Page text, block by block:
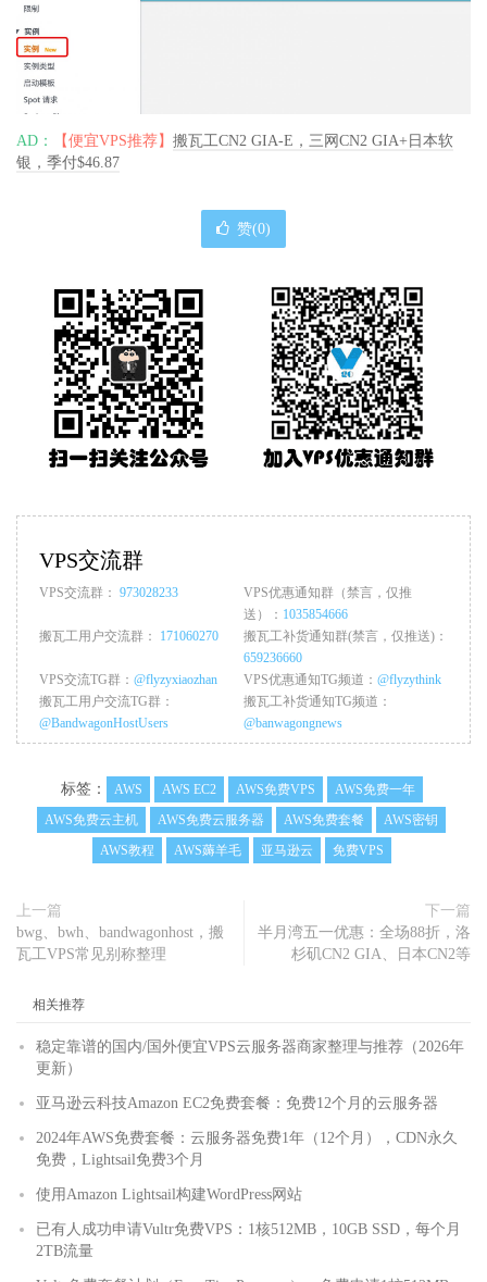
AD： 【便宜VPS推荐】 搬瓦工CN2 GIA-E，三网CN2 GIA+日本软
银，季付$46.87
赞(0)
VPS交流群
VPS交流群： 973028233
VPS优惠通知群（禁言，仅推
送）： 1035854666
搬瓦工用户交流群： 171060270
搬瓦工补货通知群(禁言，仅推送)：
659236660
VPS交流TG群： @flyzyxiaozhan VPS优惠通知TG频道： @flyzythink
搬瓦工用户交流TG群：
@BandwagonHostUsers
搬瓦工补货通知TG频道：
@banwagongnews
标签： AWS AWS EC2 AWS免费VPS
AWS免费一年
AWS免费云主机
AWS免费云服务器 AWS免费套餐
AWS密钥
AWS教程
AWS薅羊毛 亚马逊云 免费VPS
上一篇
bwg、bwh、bandwagonhost，搬
瓦工VPS常见别称整理
下一篇
半月湾五一优惠：全场88折，洛
杉矶CN2 GIA、日本CN2等
相关推荐
稳定靠谱的国内/国外便宜VPS云服务器商家整理与推荐（2026年
更新）
亚马逊云科技Amazon EC2免费套餐：免费12个月的云服务器
2024年AWS免费套餐：云服务器免费1年（12个月），CDN永久
免费，Lightsail免费3个月
使用Amazon Lightsail构建WordPress网站
已有人成功申请Vultr免费VPS：1核512MB，10GB SSD，每个月
2TB流量